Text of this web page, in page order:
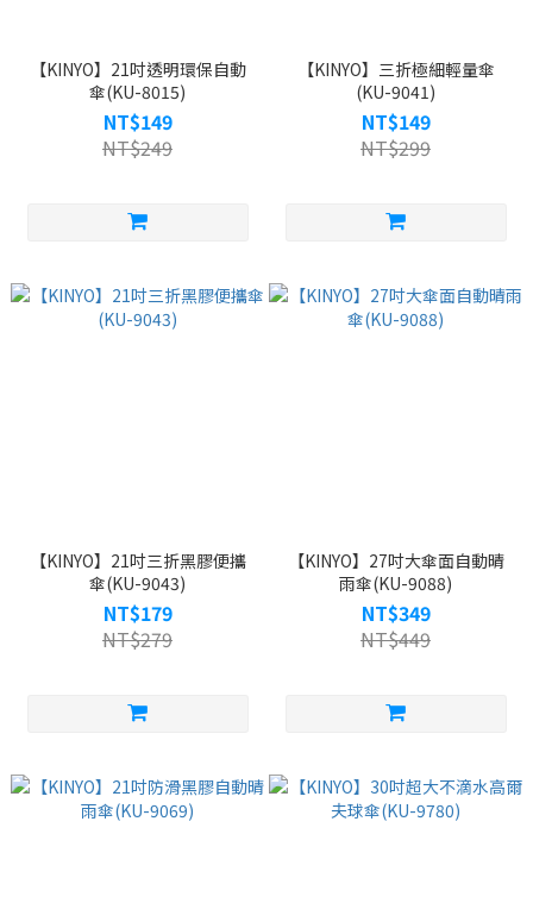
【KINYO】21吋透明環保自動
傘(KU-8015)
NT$149
NT$249
【KINYO】三折極細輕量傘
(KU-9041)
NT$149
NT$299
【KINYO】21吋三折黑膠便攜
傘(KU-9043)
NT$179
NT$279
【KINYO】27吋大傘面自動晴
雨傘(KU-9088)
NT$349
NT$449